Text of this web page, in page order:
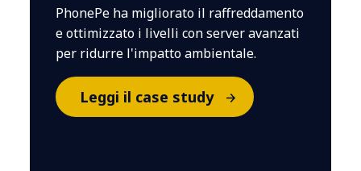
PhonePe ha migliorato il raffreddamento
e ottimizzato i livelli con server avanzati
per ridurre l'impatto ambientale.
Leggi il case study